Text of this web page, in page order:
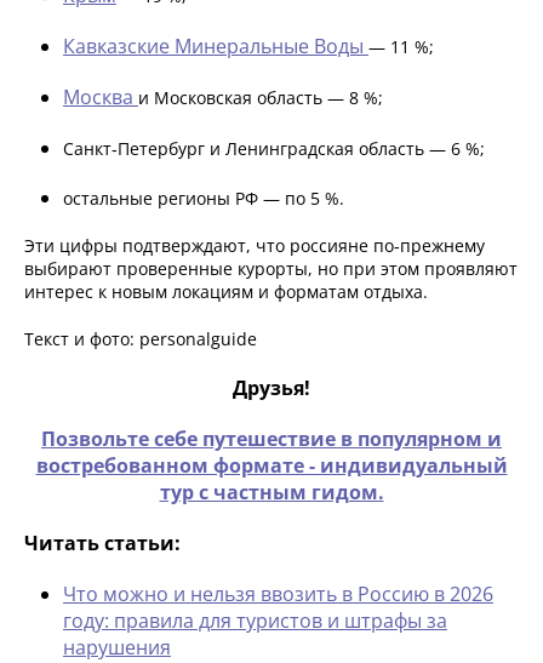
Кавказские Минеральные Воды — 11 %;
Москва и Московская область — 8 %;
Санкт‑Петербург и Ленинградская область — 6 %;
остальные регионы РФ — по 5 %.
Эти цифры подтверждают, что россияне по‑прежнему
выбирают проверенные курорты, но при этом проявляют
интерес к новым локациям и форматам отдыха.
Текст и фото: personalguide
Друзья!
Позвольте себе путешествие в популярном и
востребованном формате - индивидуальный
тур с частным гидом.
Читать статьи:
Что можно и нельзя ввозить в Россию в 2026
году: правила для туристов и штрафы за
нарушения